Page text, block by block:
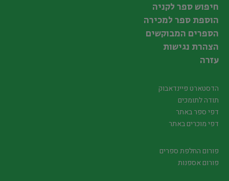
חיפוש ספר לקניה
הוספת ספר למכירה
הספרים המבוקשים
הצהרת נגישות
עזרה
הדסטארט פיינדאבוק
תודה לתומכים
דפי ספר באתר
דפי מוכרים באתר
פורום החלפת ספרים
פורום אספנות